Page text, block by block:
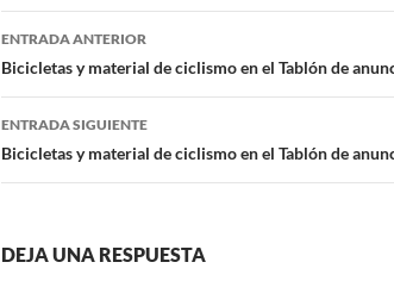
Navegación
de
entradas
ENTRADA ANTERIOR
Bicicletas y material de ciclismo en el Tablón de
ENTRADA SIGUIENTE
Bicicletas y material de ciclismo en el Tablón de
DEJA UNA RESPUESTA